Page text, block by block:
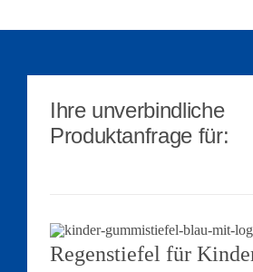
Ihre unverbindliche
Produktanfrage für:
Regenstiefel für